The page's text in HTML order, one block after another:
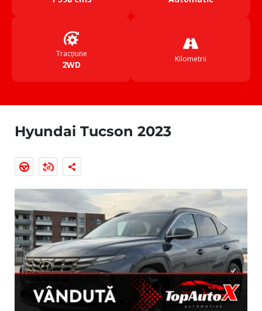
Tracțiune
2WD
Kilometrii
Hyundai Tucson 2023